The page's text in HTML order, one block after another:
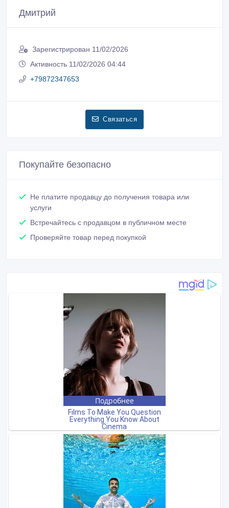
Дмитрий
Зарегистрирован 11/02/2026
Активность 11/02/2026 04:44
+79872347653
Связаться
Покупайте безопасно
Не платите продавцу до получения товара или
услуги
Встречайтесь с продавцом в публичном месте
Проверяйте товар перед покупкой